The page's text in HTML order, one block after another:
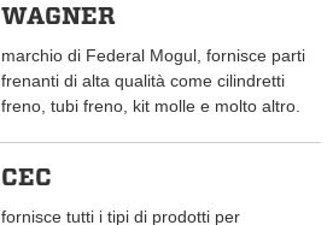
WAGNER
marchio di Federal Mogul, fornisce parti
frenanti di alta qualità come cilindretti
freno, tubi freno, kit molle e molto altro.
CEC
fornisce tutti i tipi di prodotti per